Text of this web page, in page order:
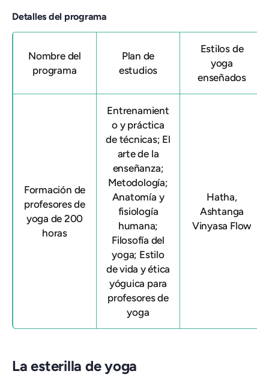
Detalles del programa
Nombre del
programa
Plan de
estudios
Estilos de
yoga
enseñados
Formación de
profesores de
yoga de 200
horas
Entrenamient
o y práctica
de técnicas; El
arte de la
enseñanza;
Metodología;
Anatomía y
fisiología
humana;
Filosofía del
yoga; Estilo
de vida y ética
yóguica para
profesores de
yoga
Hatha,
Ashtanga
Vinyasa Flow
La esterilla de yoga